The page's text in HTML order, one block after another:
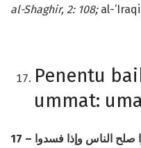
al-Shaghir, 2: 108; al-
Penentu
ummat:
17 – صلح الناس وإذا فسدوا